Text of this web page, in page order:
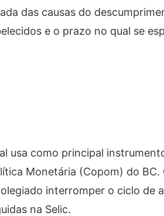
das causas do
e o prazo no qual se
usa como principal
Monetária (Copom) do
interromper o ciclo de
na Selic.